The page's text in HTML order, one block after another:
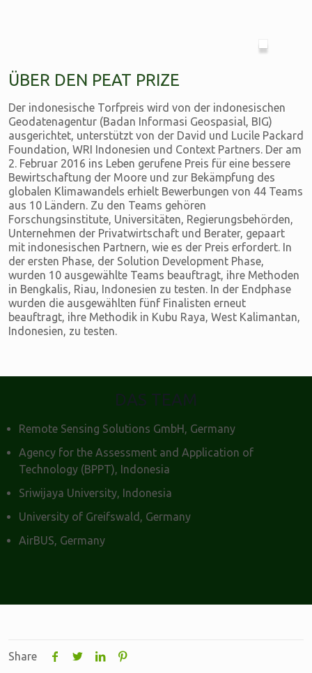
ÜBER DEN PEAT PRIZE
Der indonesische Torfpreis wird von der indonesischen
Geodatenagentur (Badan Informasi Geospasial, BIG)
ausgerichtet, unterstützt von der David und Lucile Packard
Foundation, WRI Indonesien und Context Partners. Der am
2. Februar 2016 ins Leben gerufene Preis für eine bessere
Bewirtschaftung der Moore und zur Bekämpfung des
globalen Klimawandels erhielt Bewerbungen von 44 Teams
aus 10 Ländern. Zu den Teams gehören
Forschungsinstitute, Universitäten, Regierungsbehörden,
Unternehmen der Privatwirtschaft und Berater, gepaart
mit indonesischen Partnern, wie es der Preis erfordert. In
der ersten Phase, der Solution Development Phase,
wurden 10 ausgewählte Teams beauftragt, ihre Methoden
in Bengkalis, Riau, Indonesien zu testen. In der Endphase
wurden die ausgewählten fünf Finalisten erneut
beauftragt, ihre Methodik in Kubu Raya, West Kalimantan,
Indonesien, zu testen.
DAS TEAM
Remote Sensing Solutions GmbH, Germany
Agency for the Assessment and Application of
Technology (BPPT), Indonesia
Sriwijaya University, Indonesia
University of Greifswald, Germany
AirBUS, Germany
Share